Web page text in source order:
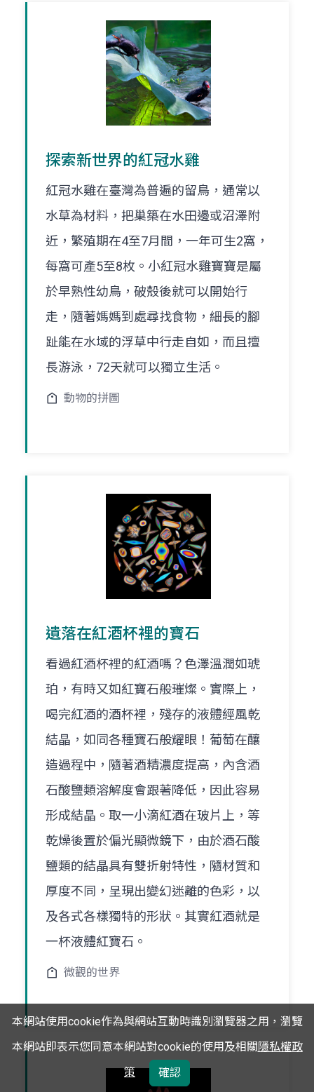
探索新世界的紅冠水雞
紅冠水雞在臺灣為普遍的留鳥，通常以
水草為材料，把巢築在水田邊或沼澤附
近，繁殖期在4至7月間，一年可生2窩，
每窩可產5至8枚。小紅冠水雞寶寶是屬
於早熟性幼鳥，破殼後就可以開始行
走，隨著媽媽到處尋找食物，細長的腳
趾能在水域的浮草中行走自如，而且擅
長游泳，72天就可以獨立生活。
動物的拼圖
遺落在紅酒杯裡的寶石
看過紅酒杯裡的紅酒嗎？色澤溫潤如琥
珀，有時又如紅寶石般璀燦。實際上，
喝完紅酒的酒杯裡，殘存的液體經風乾
結晶，如同各種寶石般耀眼！葡萄在釀
造過程中，隨著酒精濃度提高，內含酒
石酸鹽類溶解度會跟著降低，因此容易
形成結晶。取一小滴紅酒在玻片上，等
乾燥後置於偏光顯微鏡下，由於酒石酸
鹽類的結晶具有雙折射特性，隨材質和
厚度不同，呈現出變幻迷離的色彩，以
及各式各樣獨特的形狀。其實紅酒就是
一杯液體紅寶石。
微觀的世界
本網站使用cookie作為與網站互動時識別瀏覽器之用，瀏覽
本網站即表示您同意本網站對cookie的使用及相關隱私權政
策
確認